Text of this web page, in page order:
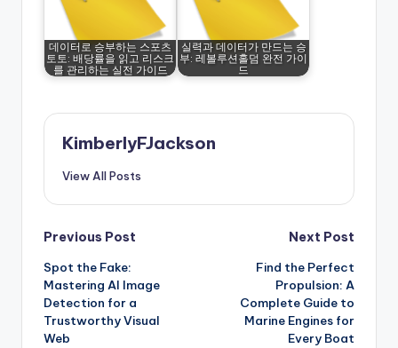
데이터로 승부하는 스포츠
토토: 배당률을 읽고 리스크
를 관리하는 실전 가이드
실력과 데이터가 만드는 승
부: 레볼루션홀덤 완전 가이
드
KimberlyFJackson
View All Posts
Post
navigation
Previous Post
Spot the Fake:
Mastering AI Image
Detection for a
Trustworthy Visual
Web
Next Post
Find the Perfect
Propulsion: A
Complete Guide to
Marine Engines for
Every Boat